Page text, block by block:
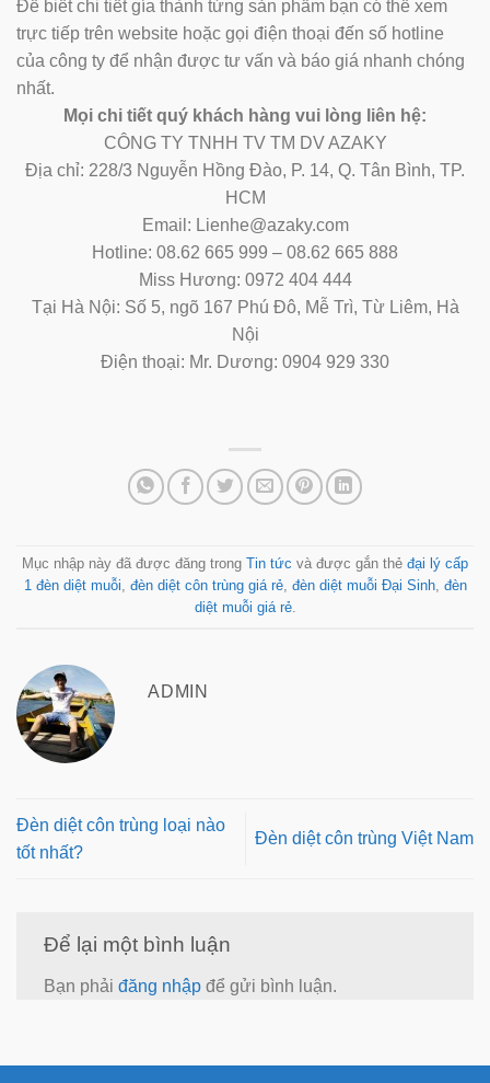
Để biết chi tiết gía thành từng sản phẩm bạn có thể xem
trực tiếp trên website hoặc gọi điện thoại đến số hotline
của công ty để nhận được tư vấn và báo giá nhanh chóng
nhất.
Mọi chi tiết quý khách hàng vui lòng liên hệ:
CÔNG TY TNHH TV TM DV AZAKY
Địa chỉ: 228/3 Nguyễn Hồng Đào, P. 14, Q. Tân Bình, TP.
HCM
Email: Lienhe@azaky.com
Hotline: 08.62 665 999 – 08.62 665 888
Miss Hương: 0972 404 444
Tại Hà Nội: Số 5, ngõ 167 Phú Đô, Mễ Trì, Từ Liêm, Hà
Nội
Điện thoại: Mr. Dương: 0904 929 330
Mục nhập này đã được đăng trong Tin tức và được gắn thẻ đại lý cấp
1 đèn diệt muỗi, đèn diệt côn trùng giá rẻ, đèn diệt muỗi Đại Sinh, đèn
diệt muỗi giá rẻ.
ADMIN
Đèn diệt côn trùng loại nào
tốt nhất?
Đèn diệt côn trùng Việt Nam
Để lại một bình luận
Bạn phải đăng nhập để gửi bình luận.